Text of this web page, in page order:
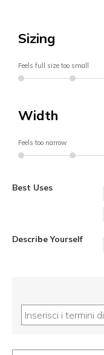
Sizing
Feels full size too small
Width
Feels too narrow
Best Uses
Describe Yourself